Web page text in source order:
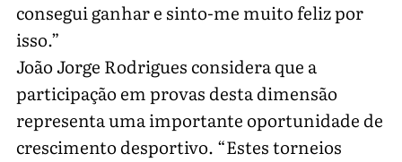
consegui ganhar e sinto-me muito feliz por
isso.”
João Jorge Rodrigues considera que a
participação em provas desta dimensão
representa uma importante oportunidade de
crescimento desportivo. “Estes torneios